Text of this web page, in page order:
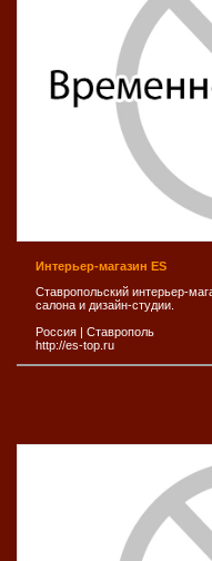
Интерьер-магазин ES
Ставропольский интерьер-
салона и дизайн-студии.
Россия | Ставрополь
http://es-top.ru